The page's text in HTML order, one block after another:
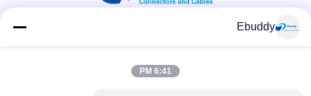
Ebuddy
6:41 PM